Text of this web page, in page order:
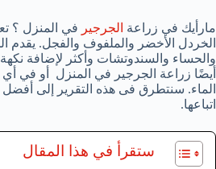
مارأيك في زراعة الجرجير في المنزل ؟
الخردل الأخضر والملفوف والفجل. يقدم
والحساء والسندوتشات وأكثر لإضافة نكهة
أيضًا زراعة الجرجير في المنزل أو في
الماء. سنتطرق فى هذه التقرير إلى
اتباعها.
ستقرأ في هذا المقال